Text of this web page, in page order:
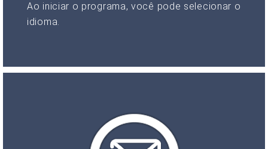
Ao iniciar o programa, você pode selecionar o
idioma.